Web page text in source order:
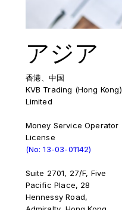
アジア
香港、中国
KVB Trading (Hong Kong)
Limited
Money Service Operator
License
(No: 13-03-01142)
Suite 2701, 27/F, Five
Pacific Place, 28
Hennessy Road,